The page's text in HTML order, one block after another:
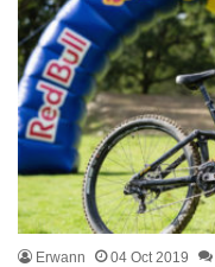
Erwann 04 Oct 2019